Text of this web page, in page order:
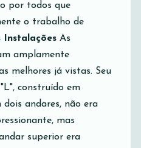
por todos que
o trabalho de
Instalações As
amplamente
melhores já vistas. Seu
construído em
dois andares, não era
mas
superior era